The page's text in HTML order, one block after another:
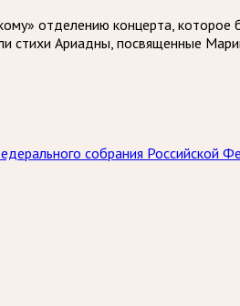
отделению концерта,
стихи Ариадны, посвященные
собрания Российской